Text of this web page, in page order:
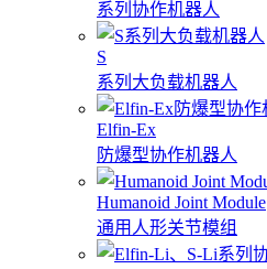
系列协作机器人
S
系列大负载机器人
Elfin-Ex
防爆型协作机器人
Humanoid Joint Module
通用人形关节模组